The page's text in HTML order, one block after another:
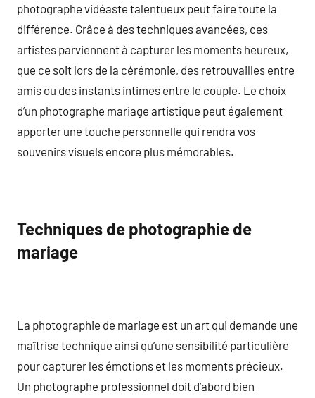
photographe vidéaste talentueux peut faire toute la
différence. Grâce à des techniques avancées, ces
artistes parviennent à capturer les moments heureux,
que ce soit lors de la cérémonie, des retrouvailles entre
amis ou des instants intimes entre le couple. Le choix
d’un photographe mariage artistique peut également
apporter une touche personnelle qui rendra vos
souvenirs visuels encore plus mémorables.
Techniques de photographie de
mariage
La photographie de mariage est un art qui demande une
maîtrise technique ainsi qu’une sensibilité particulière
pour capturer les émotions et les moments précieux.
Un photographe professionnel doit d’abord bien